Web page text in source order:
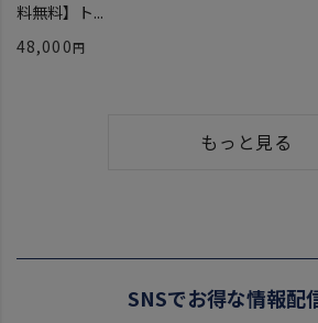
料無料】ト...
48,000
もっと見る
SNSでお得な情報配